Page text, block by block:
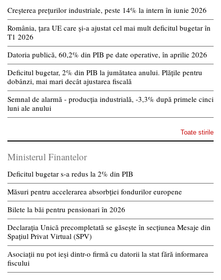
Creșterea prețurilor industriale, peste 14% la intern în iunie 2026
România, țara UE care și-a ajustat cel mai mult deficitul bugetar în
T1 2026
Datoria publică, 60,2% din PIB pe date operative, în aprilie 2026
Deficitul bugetar, 2% din PIB la jumătatea anului. Plățile pentru
dobânzi, mai mari decât ajustarea fiscală
Semnal de alarmă - producția industrială, -3,3% după primele cinci
luni ale anului
Toate stirile
Ministerul Finantelor
Deficitul bugetar s-a redus la 2% din PIB
Măsuri pentru accelerarea absorbției fondurilor europene
Bilete la băi pentru pensionari în 2026
Declarația Unică precompletată se găsește în secțiunea Mesaje din
Spațiul Privat Virtual (SPV)
Asociații nu pot ieși dintr-o firmă cu datorii la stat fără informarea
fiscului